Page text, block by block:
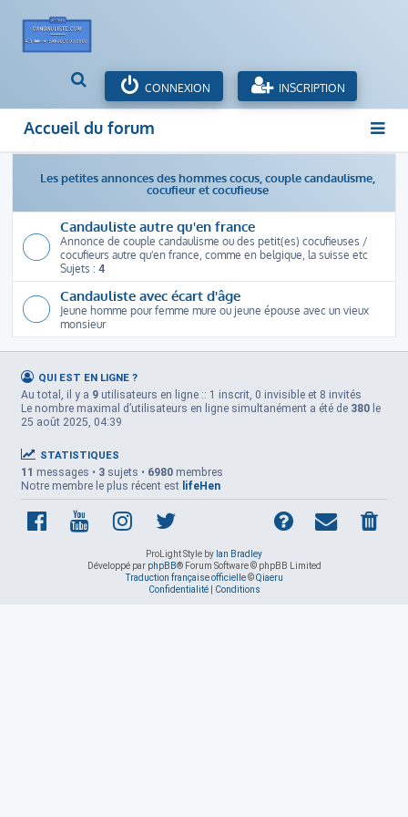
h
e
e
r
CONNEXION INSCRIPTION
Accueil du forum
Les petites annonces des hommes cocus, couple candaulisme,
cocufieur et cocufieuse
Candauliste autre qu'en france
Annonce de couple candaulisme ou des petit(es) cocufieuses /
cocufieurs autre qu'en france, comme en belgique, la suisse etc
Sujets :4
Candauliste avec écart d'âge
Jeune homme pour femme mure ou jeune épouse avec un vieux
monsieur
QUI EST EN LIGNE ?
Au total, il y a 9 utilisateurs en ligne :: 1 inscrit, 0 invisible et 8 invités
Le nombre maximal d’utilisateurs en ligne simultanément a été de 380 le
25 août 2025, 04:39
STATISTIQUES
11 messages • 3 sujets • 6980 membres
Notre membre le plus récent est lifeHen
ProLight Style by Ian Bradley
Développé par phpBB® Forum Software © phpBB Limited
Traduction française officielle©Qiaeru
Confidentialité| Conditions